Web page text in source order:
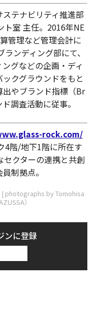
テナビリティ推進部
ト室 主任。2016年NE
管理など管理会計に
ンディング部にて、
グなどの企画・ディ
クグラウンドをもと
やブランド指標（Br
調査活動に従事。
rock.com/
4階/地下1階に所在す
セクターの連携と共創
制拠点。
photographs by Tomohisa
）
ンに登録